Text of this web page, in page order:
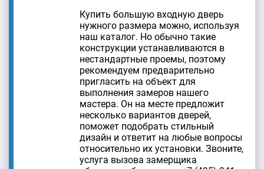
Купить большую входную дверь
нужного размера можно, используя
наш каталог. Но обычно такие
конструкции устанавливаются в
нестандартные проемы, поэтому
рекомендуем предварительно
пригласить на объект для
выполнения замеров нашего
мастера. Он на месте предложит
несколько вариантов дверей,
поможет подобрать стильный
дизайн и ответит на любые вопросы
относительно их установки. Звоните,
услуга вызова замерщика